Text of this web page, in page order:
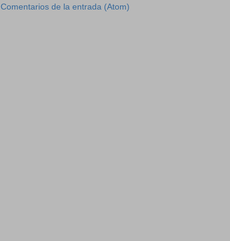
Comentarios de la entrada (Atom)